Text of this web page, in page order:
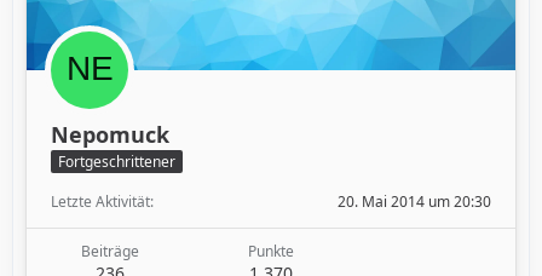
Nepomuck
Fortgeschrittener
Letzte Aktivität
20. Mai 2014 um 20:30
Beiträge Punkte